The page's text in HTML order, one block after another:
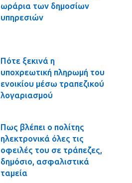
ωράρια των δημοσίων
υπηρεσιών
Πότε ξεκινά η
υποχρεωτική πληρωμή του
ενοικίου μέσω τραπεζικού
λογαριασμού
Πως βλέπει ο πολίτης
ηλεκτρονικά όλες τις
οφειλές του σε τράπεζες,
δημόσιο, ασφαλιστικά
ταμεία